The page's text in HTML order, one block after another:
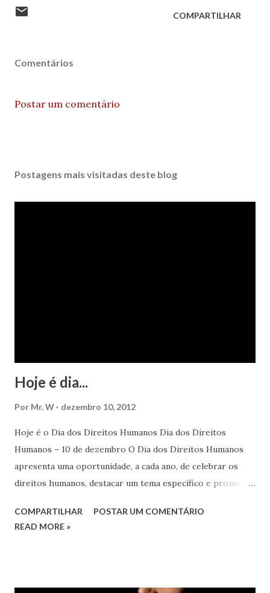
COMPARTILHAR
Comentários
Postar um comentário
Postagens mais visitadas deste blog
Hoje é dia...
Por Mr. W dezembro 10, 2012
Hoje é o Dia dos Direitos Humanos Dia dos Direitos
Humanos – 10 de dezembro O Dia dos Direitos Humanos
apresenta uma oportunidade, a cada ano, de celebrar os
direitos humanos, destacar um tema específico e promover
em todos os lugares. Este ano, o foco é sobre os direitos
COMPARTILHAR
POSTAR UM COMENTÁRIO
READ MORE »